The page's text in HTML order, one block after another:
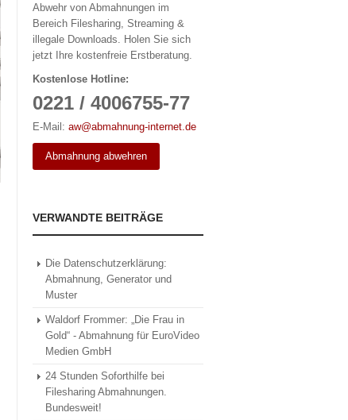
Abwehr von Abmahnungen im
Bereich Filesharing, Streaming &
illegale Downloads. Holen Sie sich
jetzt Ihre kostenfreie Erstberatung.
Kostenlose Hotline:
0221 / 4006755-77
E-Mail: aw@abmahnung-internet.de
Abmahnung abwehren
VERWANDTE BEITRÄGE
Die Datenschutzerklärung:
Abmahnung, Generator und
Muster
Waldorf Frommer: „Die Frau in
Gold“ - Abmahnung für EuroVideo
Medien GmbH
24 Stunden Soforthilfe bei
Filesharing Abmahnungen.
Bundesweit!